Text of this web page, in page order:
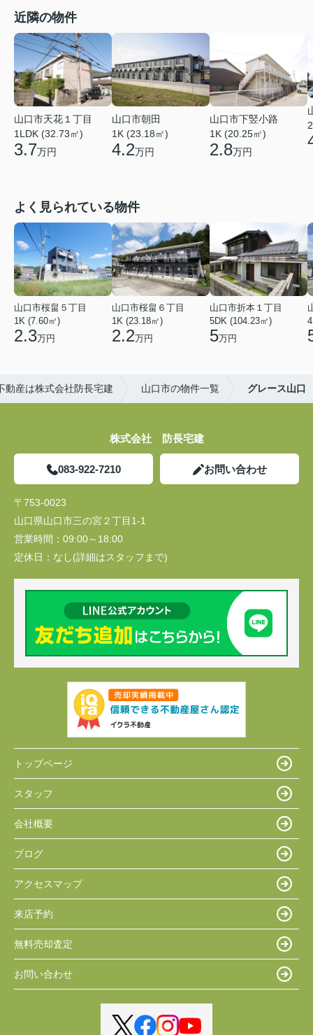
近隣の物件
山口市天花１丁目
1LDK (32.73㎡)
3.7万円
山口市朝田
1K (23.18㎡)
4.2万円
山口市下竪小路
1K (20.25㎡)
2.8万円
よく見られている物件
山口市桜畠５丁目
1K (7.60㎡)
2.3万円
山口市桜畠６丁目
1K (23.18㎡)
2.2万円
山口市折本１丁目
5DK (104.23㎡)
5万円
動産は株式会社防長宅建 山口市の物件一覧 グレース山口
株式会社 防長宅建
083-922-7210 お問い合わせ
〒753-0023
山口県山口市三の宮２丁目1-1
営業時間： 09:00～18:00
定休日： なし(詳細はスタッフまで)
トップページ
スタッフ
会社概要
ブログ
アクセスマップ
来店予約
無料売却査定
お問い合わせ